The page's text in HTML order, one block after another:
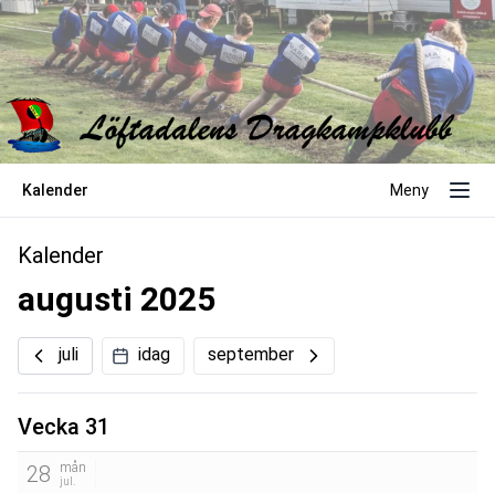
Kalender Meny
Kalender
augusti 2025
juli idag september
Vecka 31
28
mån
jul.